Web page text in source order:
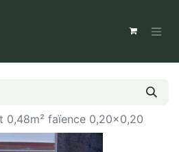
0,48m² faïence 0,20x0,20